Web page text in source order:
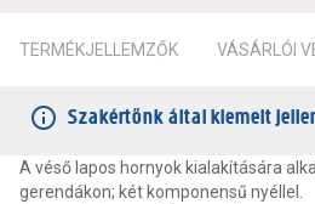
TERMÉKJELLEMZŐK VÁSÁRLÓI
Szakértőnk által kiemelt
A véső lapos hornyok kialakítására
gerendákon; két komponensű nyéllel.